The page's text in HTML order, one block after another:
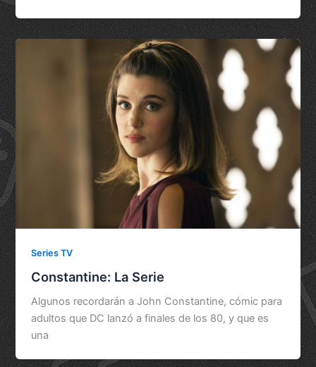
Series TV
Constantine: La Serie
Algunos recordarán a John Constantine, cómic para
adultos que DC lanzó a finales de los 80, y que es
una